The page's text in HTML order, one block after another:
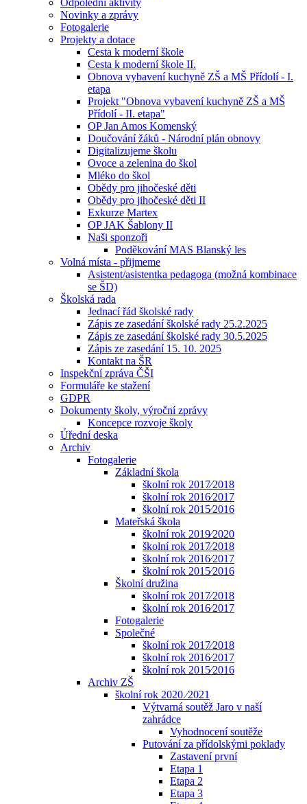
Odpolední aktivity
Novinky a zprávy
Fotogalerie
Projekty a dotace
Cesta k moderní škole
Cesta k moderní škole II.
Obnova vybavení kuchyně ZŠ a MŠ Přídolí - I.
etapa
Projekt "Obnova vybavení kuchyně ZŠ a MŠ
Přídolí - II. etapa"
OP Jan Amos Komenský
Doučování žáků - Národní plán obnovy
Digitalizujeme školu
Ovoce a zelenina do škol
Mléko do škol
Obědy pro jihočeské děti
Obědy pro jihočeské děti II
Exkurze Martex
OP JAK Šablony II
Naši sponzoři
Poděkování MAS Blanský les
Volná místa - přijmeme
Asistent/asistentka pedagoga (možná kombinace
se ŠD)
Školská rada
Jednací řád školské rady
Zápis ze zasedání školské rady 25.2.2025
Zápis ze zasedání školské rady 30.5.2025
Zápis ze zasedání 15. 10. 2025
Kontakt na ŠR
Inspekční zpráva ČŠI
Formuláře ke stažení
GDPR
Dokumenty školy, výroční zprávy
Koncepce rozvoje školy
Úřední deska
Archiv
Fotogalerie
Základní škola
školní rok 2017⁄2018
školní rok 2016⁄2017
školní rok 2015⁄2016
Mateřská škola
školní rok 2019⁄2020
školní rok 2017⁄2018
školní rok 2016⁄2017
školní rok 2015⁄2016
Školní družina
školní rok 2017⁄2018
školní rok 2016⁄2017
Fotogalerie
Společné
školní rok 2017⁄2018
školní rok 2016⁄2017
školní rok 2015⁄2016
Archiv ZŠ
školní rok 2020 ⁄2021
Výtvarná soutěž Jaro v naší
zahrádce
Vyhodnocení soutěže
Putování za přídolskými poklady
Zastavení první
Etapa 1
Etapa 2
Etapa 3